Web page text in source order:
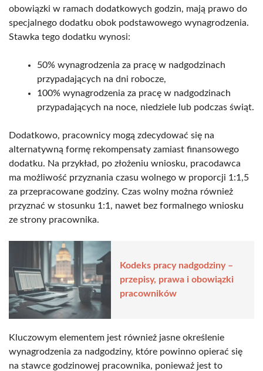
obowiązki w ramach dodatkowych godzin, mają prawo do
specjalnego dodatku obok podstawowego wynagrodzenia.
Stawka tego dodatku wynosi:
50% wynagrodzenia za pracę w nadgodzinach
przypadających na dni robocze,
100% wynagrodzenia za pracę w nadgodzinach
przypadających na noce, niedziele lub podczas świąt.
Dodatkowo, pracownicy mogą zdecydować się na
alternatywną formę rekompensaty zamiast finansowego
dodatku. Na przykład, po złożeniu wniosku, pracodawca
ma możliwość przyznania czasu wolnego w proporcji 1:1,5
za przepracowane godziny. Czas wolny można również
przyznać w stosunku 1:1, nawet bez formalnego wniosku
ze strony pracownika.
Kodeks pracy nadgodziny –
przepisy, prawa i obowiązki
pracowników
Kluczowym elementem jest również jasne określenie
wynagrodzenia za nadgodziny, które powinno opierać się
na stawce godzinowej pracownika, ponieważ jest to